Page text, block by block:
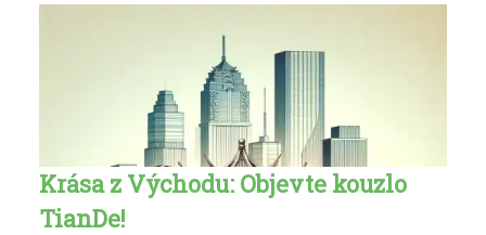
Krása z Východu: Objevte kouzlo
TianDe!